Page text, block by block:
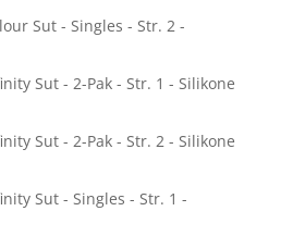
Sut - Singles - Str. 2 -
Sut - 2-Pak - Str. 1 - Silikone
Sut - 2-Pak - Str. 2 - Silikone
Sut - Singles - Str. 1 -